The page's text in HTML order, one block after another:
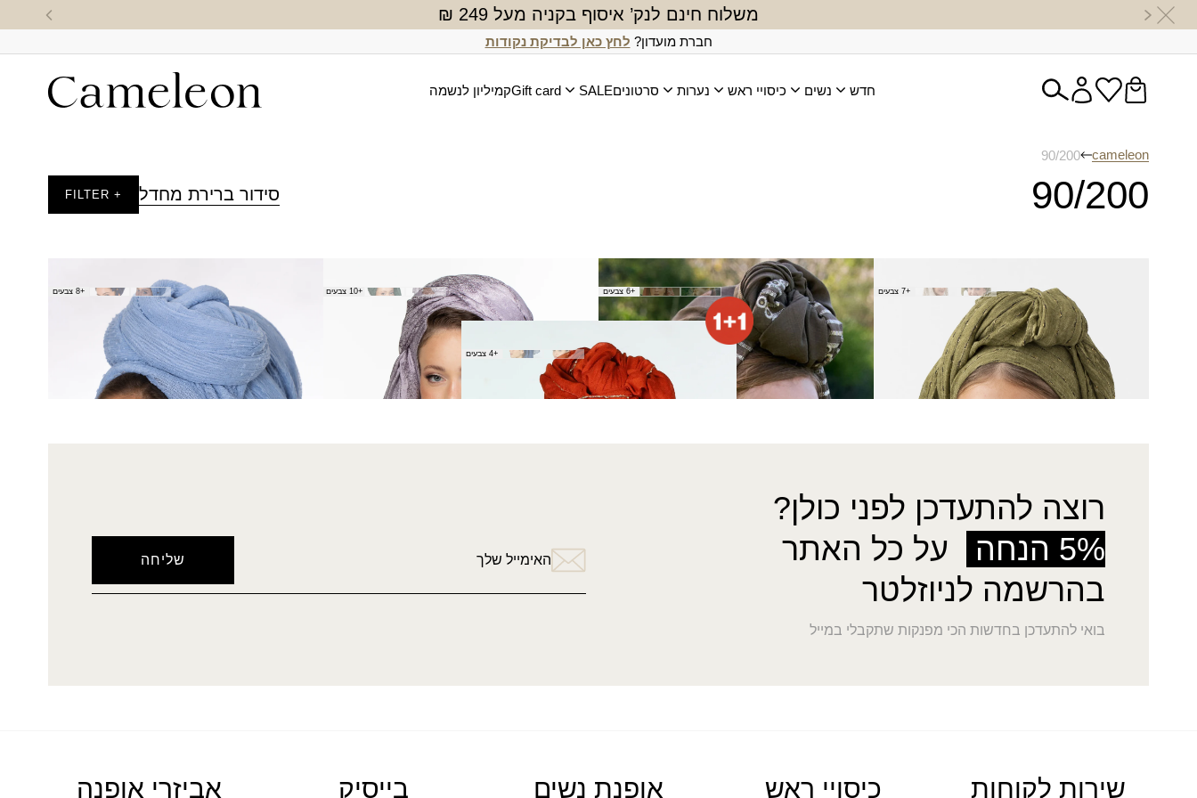
משלוח חינם לנק’ איסוף בקניה מעל 249 ₪
חברת מועדון? לחץ כאן לבדיקת נקודות
חדש נשים כיסויי ראש נערות סרטוניםSALE
Gift cardקמיליון לנשמה
cameleon
90/200
90/200 סידור ברירת מחדל + FILTER
+7 צבעים
צעיף געש
₪150.00 +6 צבעים +10 צבעים +8 צבעים
מטפחת מיטל
+4 צבעים
רוצה להתעדכן לפני כולן?
5% הנחה
על כל האתר
בהרשמה לניוזלטר
בואי להתעדכן בחדשות הכי מפנקות שתקבלי במייל
האימייל שלך
שירות לקוחות כיסויי ראש אופנת נשים בייסיק אביזרי אופנה